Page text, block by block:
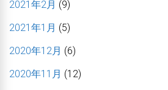
2021年2月 (9)
2021年1月 (5)
2020年12月 (6)
2020年11月 (12)